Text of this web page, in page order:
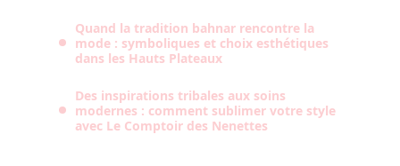
Quand la tradition bahnar rencontre la
mode : symboliques et choix esthétiques
dans les Hauts Plateaux
Des inspirations tribales aux soins
modernes : comment sublimer votre style
avec Le Comptoir des Nenettes